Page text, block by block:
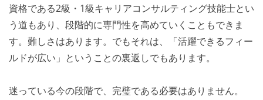
資格である2級・1級キャリアコンサルティング技能士とい
う道もあり、段階的に専門性を高めていくこともできま
す。難しさはあります。でもそれは、「活躍できるフィー
ルドが広い」ということの裏返しでもあります。
迷っている今の段階で、完璧である必要はありません。